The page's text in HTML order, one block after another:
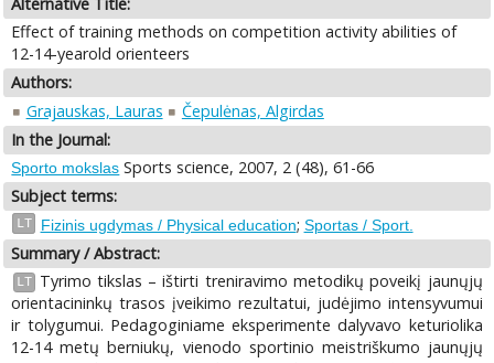
Effect of training methods on competition activity abilities of
12-14-yearold orienteers
Authors:
Grajauskas, Lauras
Čepulėnas, Algirdas
In the Journal:
Sporto mokslas Sports science, 2007, 2 (48), 61-66
Subject terms:
LT Fizinis ugdymas / Physical education; Sportas / Sport.
Summary / Abstract:
LT
Tyrimo tikslas – ištirti treniravimo metodikų poveikį jaunųjų
orientacininkų trasos įveikimo rezultatui, judėjimo intensyvumui
ir tolygumui. Pedagoginiame eksperimente dalyvavo keturiolika
12-14 metų berniukų, vienodo sportinio meistriškumo jaunųjų